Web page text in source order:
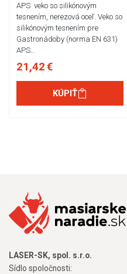
APS veko so silikónovým
tesnením, nerezová oceľ. Veko so
silikónovým tesnením pre
Gastronádoby (norma EN 631)
APS…
21,42 €
KÚPIŤ
LASER-SK, spol. s.r.o.
Sídlo spoločnosti: